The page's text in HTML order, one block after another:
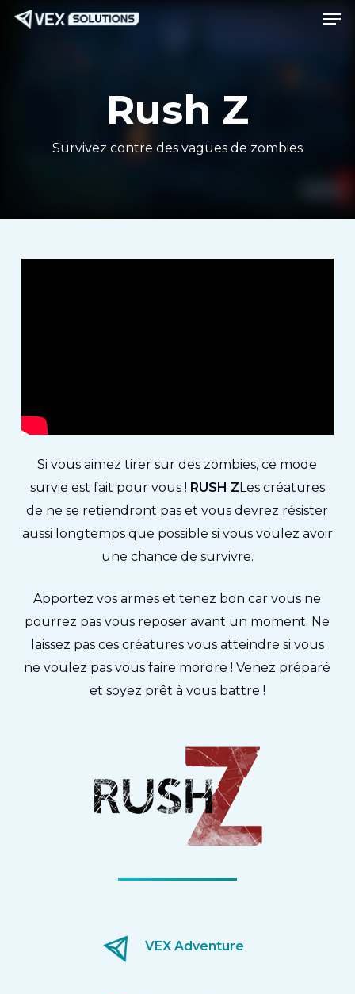
Passer
Rush Z
Survivez contre des vagues de zombies
VEX Adventure
Si vous aimez tirer sur des zombies, ce mode
survie est fait pour vous ! RUSH Z Les créatures
de ne se retiendront pas et vous devrez résister
aussi longtemps que possible si vous voulez avoir
une chance de survivre.
Apportez vos armes et tenez bon car vous ne
pourrez pas vous reposer avant un moment. Ne
laissez pas ces créatures vous atteindre si vous
ne voulez pas vous faire mordre ! Venez préparé
et soyez prêt à vous battre !
Menu